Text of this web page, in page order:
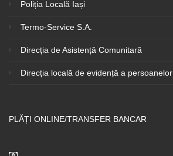
Poliția Locală Iași
Termo-Service S.A.
Direcția de Asistență Comunitară
Direcția locală de evidență a persoanelor
PLĂȚI ONLINE/TRANSFER BANCAR